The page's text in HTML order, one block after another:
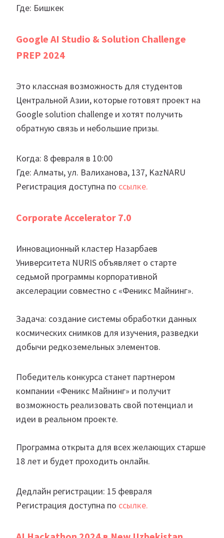
Где: Бишкек
Google AI Studio & Solution Challenge
PREP 2024
Это классная возможность для студентов
Центральной Азии, которые готовят проект на
Google solution challenge и хотят получить
обратную связь и небольшие призы.
Когда: 8 февраля в 10:00
Где: Алматы, ул. Валиханова, 137, KazNARU
Регистрация доступна по ссылке.
Corporate Accelerator 7.0
Инновационный кластер Назарбаев
Университета NURIS объявляет о старте
седьмой программы корпоративной
акселерации совместно с «Феникс Майнинг».
Задача: создание системы обработки данных
космических снимков для изучения, разведки
добычи редкоземельных элементов.
Победитель конкурса станет партнером
компании «Феникс Майнинг» и получит
возможность реализовать свой потенциал и
идеи в реальном проекте.
Программа открыта для всех желающих старше
18 лет и будет проходить онлайн.
Дедлайн регистрации: 15 февраля
Регистрация доступна по ссылке.